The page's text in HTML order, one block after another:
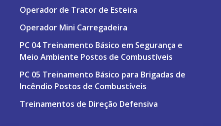
Operador de Trator de Esteira
Operador Mini Carregadeira
PC 04 Treinamento Básico em Segurança e
Meio Ambiente Postos de Combustíveis
PC 05 Treinamento Básico para Brigadas de
Incêndio Postos de Combustíveis
Treinamentos de Direção Defensiva